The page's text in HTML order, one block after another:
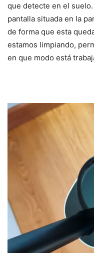
que detecte en el
pantalla situada en la
de forma que esta
estamos limpiando,
en que modo está